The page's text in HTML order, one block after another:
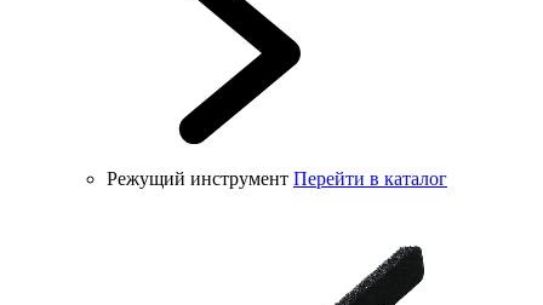
Режущий инструмент Перейти в каталог